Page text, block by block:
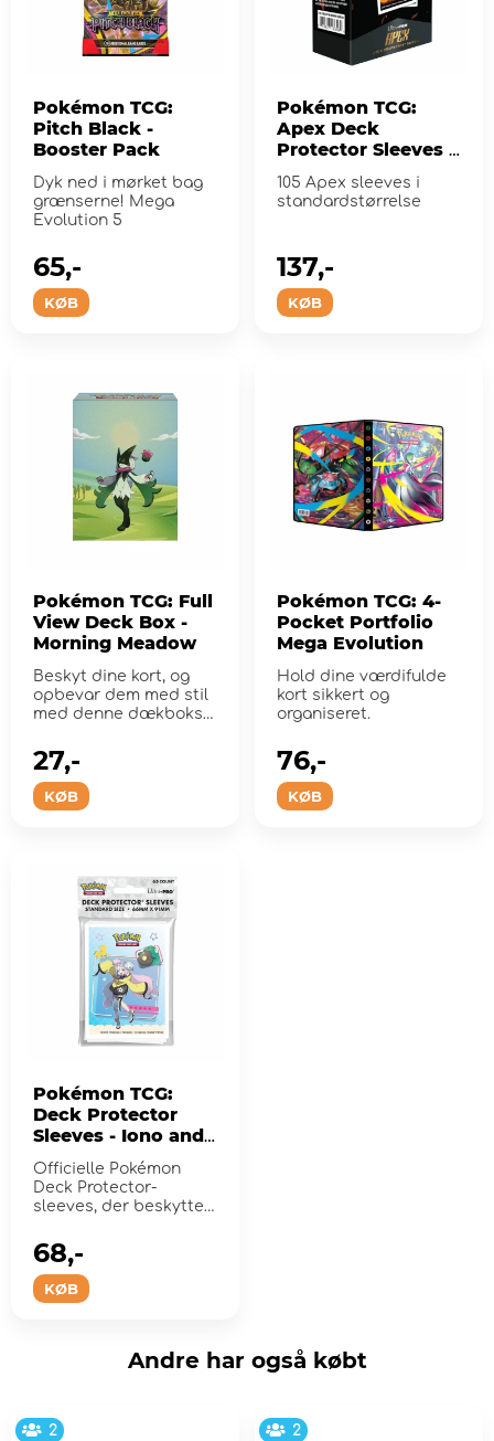
Pokémon TCG:
Pitch Black -
Booster Pack
Dyk ned i mørket bag
grænserne! Mega
Evolution 5
KØB
65,-
Pokémon TCG:
Apex Deck
Protector Sleeves -
Neon Kanto
Charizard
105 Apex sleeves i
standardstørrelse
KØB
137,-
Pokémon TCG: Full
View Deck Box -
Morning Meadow
Beskyt dine kort, og
opbevar dem med stil
med denne dækboks
kunst.
KØB
27,-
Pokémon TCG: 4-
Pocket Portfolio
Mega Evolution
Hold dine værdifulde
kort sikkert og
organiseret.
KØB
76,-
Pokémon TCG:
Deck Protector
Sleeves - Iono and
Bellibolt
Officielle Pokémon
Deck Protector-
sleeves, der beskytter
under...
KØB
68,-
Andre har også købt
2 2